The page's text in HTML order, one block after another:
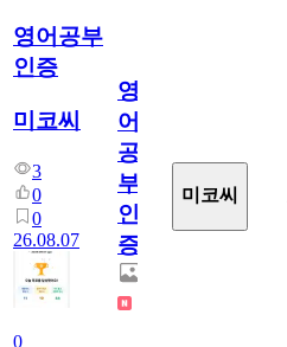
영어공부
인증
미코씨
3
0
0
26.08.07
0
영
어
공
부
인
증
미코씨